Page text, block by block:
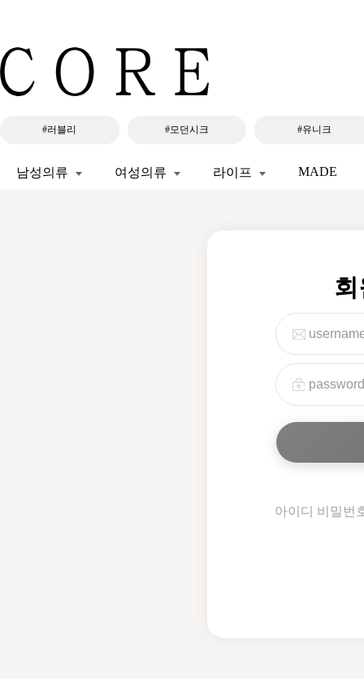
#러블리 #모던시크 #유니크
남성의류 여성의류 라이프 MADE
아이디 비밀번